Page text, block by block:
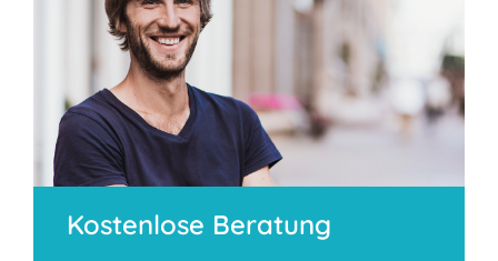
Kostenlose Beratung